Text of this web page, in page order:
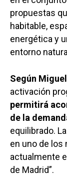
propuestas
habitable,
energética y
entorno
Según
activación
permitirá
de la
equilibrado.
en uno de
actualmente
de Madrid”.